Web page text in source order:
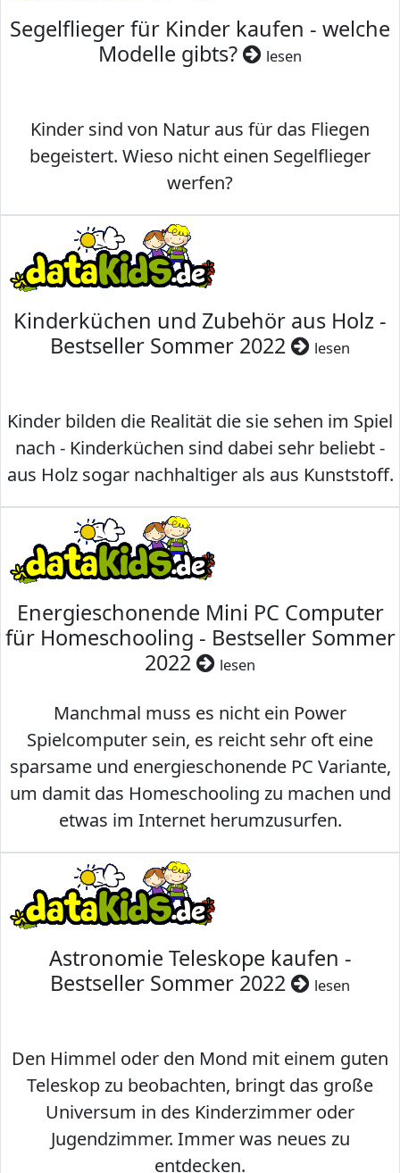
Segelflieger für Kinder kaufen - welche
Modelle gibts?
lesen
Kinder sind von Natur aus für das Fliegen
begeistert. Wieso nicht einen Segelflieger
werfen?
Kinderküchen und Zubehör aus Holz -
Bestseller Sommer 2022
lesen
Kinder bilden die Realität die sie sehen im Spiel
nach - Kinderküchen sind dabei sehr beliebt -
aus Holz sogar nachhaltiger als aus Kunststoff.
Energieschonende Mini PC Computer
für Homeschooling - Bestseller Sommer
2022
lesen
Manchmal muss es nicht ein Power
Spielcomputer sein, es reicht sehr oft eine
sparsame und energieschonende PC Variante,
um damit das Homeschooling zu machen und
etwas im Internet herumzusurfen.
Astronomie Teleskope kaufen -
Bestseller Sommer 2022
lesen
Den Himmel oder den Mond mit einem guten
Teleskop zu beobachten, bringt das große
Universum in des Kinderzimmer oder
Jugendzimmer. Immer was neues zu
entdecken.